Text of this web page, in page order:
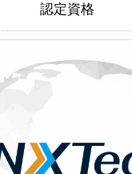
認定資格